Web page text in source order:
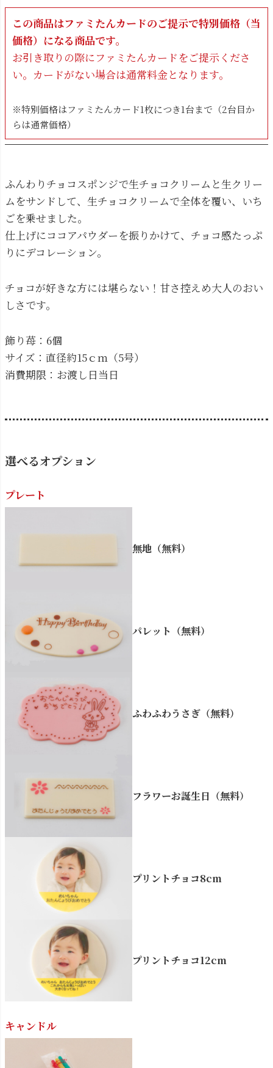
この商品はファミたんカードのご提示で特別価格（当
価格）になる商品です。
お引き取りの際にファミたんカードをご提示くださ
い。カードがない場合は通常料金となります。
※特別価格はファミたんカード1枚につき1台まで（2台目か
らは通常価格）
ふんわりチョコスポンジで生チョコクリームと生クリー
ムをサンドして、生チョコクリームで全体を覆い、いち
ごを乗せました。
仕上げにココアパウダーを振りかけて、チョコ感たっぷ
りにデコレーション。
チョコが好きな方には堪らない！甘さ控えめ大人のおい
しさです。
飾り苺：6個
サイズ：直径約15ｃｍ（5号）
消費期限：お渡し日当日
選べるオプション
プレート
無地（無料）
パレット（無料）
ふわふわうさぎ（無料）
フラワーお誕生日（無料）
プリントチョコ8cm
プリントチョコ12cm
キャンドル